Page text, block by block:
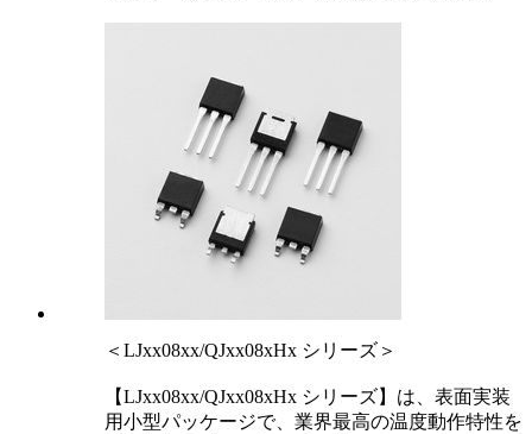
＜LJxx08xx/QJxx08xHx シリーズ＞
【LJxx08xx/QJxx08xHx シリーズ】は、表面実装
用小型パッケージで、業界最高の温度動作特性を